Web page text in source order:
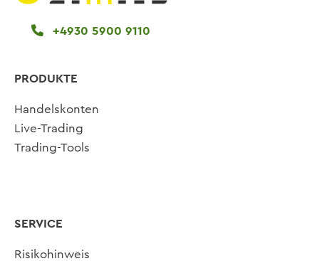
+4930 5900 9110
PRODUKTE
Handelskonten
Live-Trading
Trading-Tools
SERVICE
Risikohinweis